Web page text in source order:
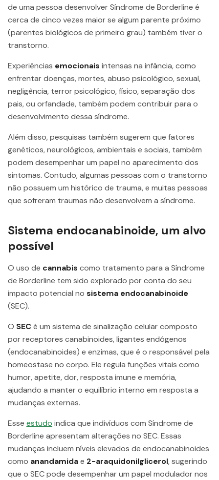
de uma pessoa desenvolver Síndrome de Borderline é
cerca de cinco vezes maior se algum parente próximo
(parentes biológicos de primeiro grau) também tiver o
transtorno.
Experiências emocionais intensas na infância, como
enfrentar doenças, mortes, abuso psicológico, sexual,
negligência, terror psicológico, físico, separação dos
pais, ou orfandade, também podem contribuir para o
desenvolvimento dessa síndrome.
Além disso, pesquisas também sugerem que fatores
genéticos, neurológicos, ambientais e sociais, também
podem desempenhar um papel no aparecimento dos
sintomas. Contudo, algumas pessoas com o transtorno
não possuem um histórico de trauma, e muitas pessoas
que sofreram traumas não desenvolvem a síndrome.
Sistema endocanabinoide, um alvo
possível
O uso de cannabis como tratamento para a Síndrome
de Borderline tem sido explorado por conta do seu
impacto potencial no sistema endocanabinoide
(SEC).
O SECé um sistema de sinalização celular composto
por receptores canabinoides, ligantes endógenos
(endocanabinoides) e enzimas, que é o responsável pela
homeostase no corpo. Ele regula funções vitais como
humor, apetite, dor, resposta imune e memória,
ajudando a manter o equilíbrio interno em resposta a
mudanças externas.
Esse estudo indica que indivíduos com Síndrome de
Borderline apresentam alterações no SEC. Essas
mudanças incluem níveis elevados de endocanabinoides
como anandamidae 2-araquidonilglicerol, sugerindo
que o SEC pode desempenhar um papel modulador nos